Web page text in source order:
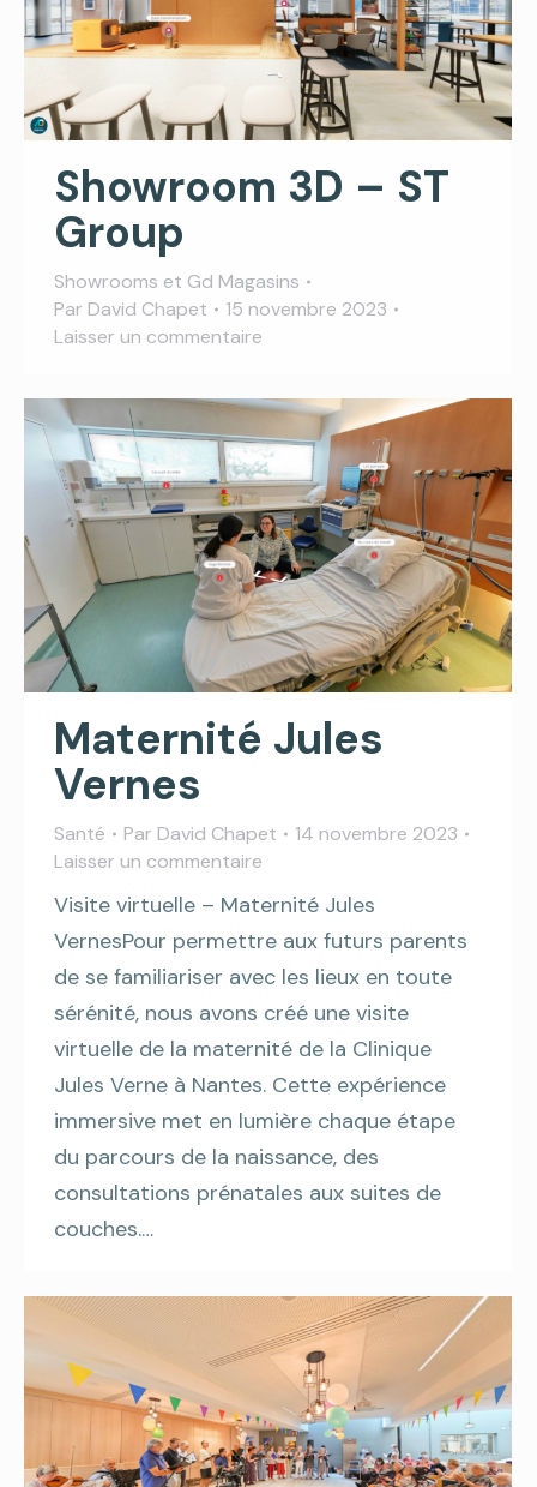
Showroom 3D – ST
Group
Showrooms et Gd Magasins
Par David Chapet
15 novembre 2023
Laisser un commentaire
Maternité Jules
Vernes
Santé Par David Chapet
14 novembre 2023
Laisser un commentaire
Visite virtuelle – Maternité Jules
VernesPour permettre aux futurs parents
de se familiariser avec les lieux en toute
sérénité, nous avons créé une visite
virtuelle de la maternité de la Clinique
Jules Verne à Nantes. Cette expérience
immersive met en lumière chaque étape
du parcours de la naissance, des
consultations prénatales aux suites de
couches.…